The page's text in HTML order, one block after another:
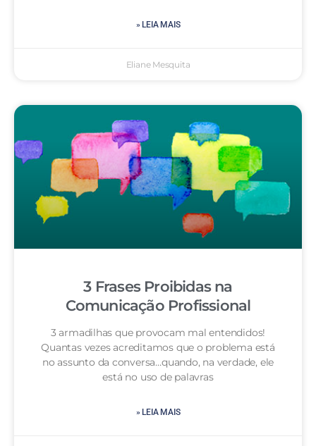
» LEIA MAIS
Eliane Mesquita
3 Frases Proibidas na
Comunicação Profissional
3 armadilhas que provocam mal entendidos!
Quantas vezes acreditamos que o problema está
no assunto da conversa…quando, na verdade, ele
está no uso de palavras
» LEIA MAIS